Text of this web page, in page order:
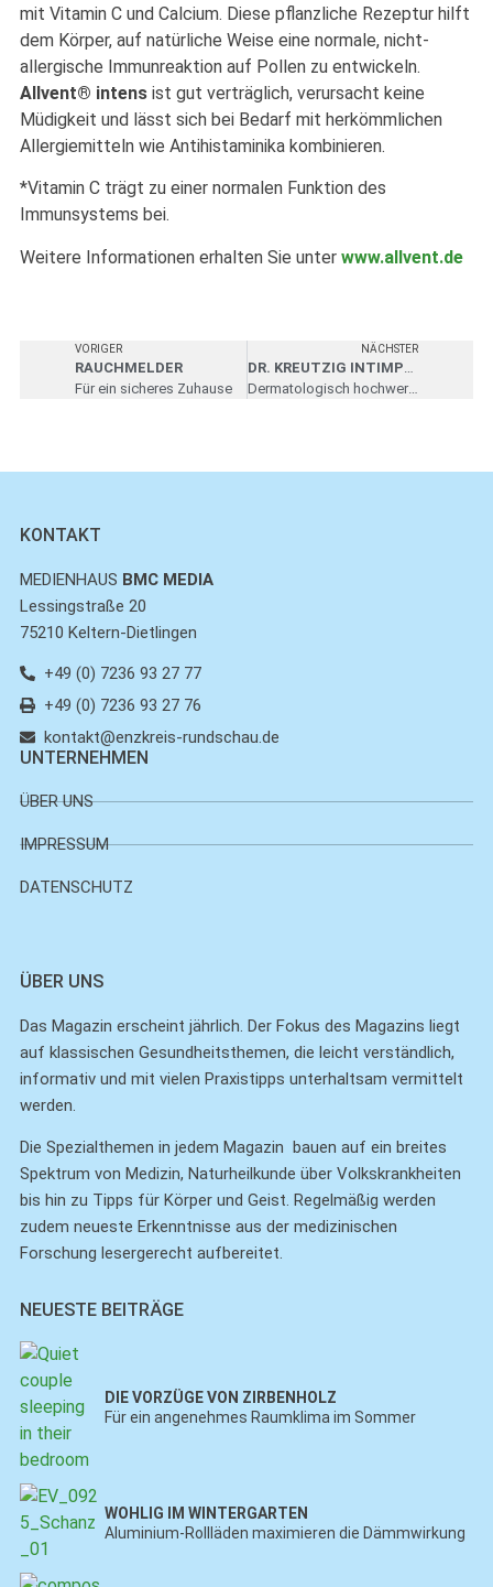
mit Vitamin C und Calcium. Diese pflanzliche Rezeptur hilft
dem Körper, auf natürliche Weise eine normale, nicht-
allergische Immunreaktion auf Pollen zu entwickeln.
Allvent® intensist gut verträglich, verursacht keine
Müdigkeit und lässt sich bei Bedarf mit herkömmlichen
Allergiemitteln wie Antihistaminika kombinieren.
*Vitamin C trägt zu einer normalen Funktion des
Immunsystems bei.
Weitere Informationen erhalten Sie unter www.allvent.de
VORIGER
RAUCHMELDER
Für ein sicheres Zuhause
NÄCHSTER
DR. KREUTZIG INTIMPFLEGE
Dermatologisch hochwertige Inhaltsstoffe
KONTAKT
MEDIENHAUS BMC MEDIA
Lessingstraße 20
75210 Keltern-Dietlingen
+49 (0) 7236 93 27 77
+49 (0) 7236 93 27 76
kontakt@enzkreis-rundschau.de
UNTERNEHMEN
ÜBER UNS
IMPRESSUM
DATENSCHUTZ
ÜBER UNS
Das Magazin erscheint jährlich. Der Fokus des Magazins liegt
auf klassischen Gesundheitsthemen, die leicht verständlich,
informativ und mit vielen Praxistipps unterhaltsam vermittelt
werden.
Die Spezialthemen in jedem Magazin bauen auf ein breites
Spektrum von Medizin, Naturheilkunde über Volkskrankheiten
bis hin zu Tipps für Körper und Geist. Regelmäßig werden
zudem neueste Erkenntnisse aus der medizinischen
Forschung lesergerecht aufbereitet.
NEUESTE BEITRÄGE
DIE VORZÜGE VON ZIRBENHOLZ
Für ein angenehmes Raumklima im Sommer
WOHLIG IM WINTERGARTEN
Aluminium-Rollläden maximieren die Dämmwirkung